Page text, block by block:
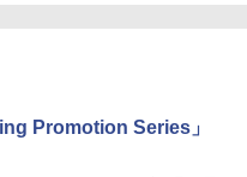
Promotion Series」